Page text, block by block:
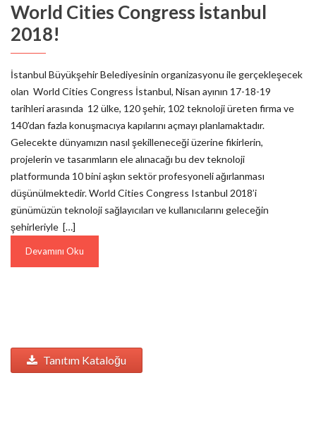
World Cities Congress İstanbul
2018!
İstanbul Büyükşehir Belediyesinin organizasyonu ile gerçekleşecek
olan World Cities Congress İstanbul, Nisan ayının 17-18-19
tarihleri arasında 12 ülke, 120 şehir, 102 teknoloji üreten firma ve
140’dan fazla konuşmacıya kapılarını açmayı planlamaktadır.
Gelecekte dünyamızın nasıl şekilleneceği üzerine fikirlerin,
projelerin ve tasarımların ele alınacağı bu dev teknoloji
platformunda 10 bini aşkın sektör profesyoneli ağırlanması
düşünülmektedir. World Cities Congress Istanbul 2018’i
günümüzün teknoloji sağlayıcıları ve kullanıcılarını geleceğin
şehirleriyle […]
Devamını Oku
Tanıtım Kataloğu